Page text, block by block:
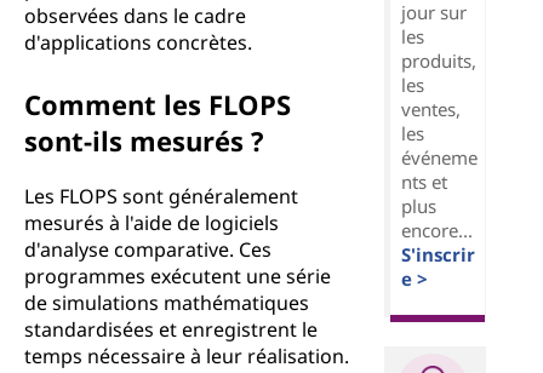
observées dans le cadre
d'applications concrètes.
Comment les FLOPS
sont-ils mesurés ?
Les FLOPS sont généralement
mesurés à l'aide de logiciels
d'analyse comparative. Ces
programmes exécutent une série
de simulations mathématiques
standardisées et enregistrent le
temps nécessaire à leur réalisation.
jour sur
les
produits,
les
ventes,
les
événeme
nts et
plus
encore...
S'inscrir
e >